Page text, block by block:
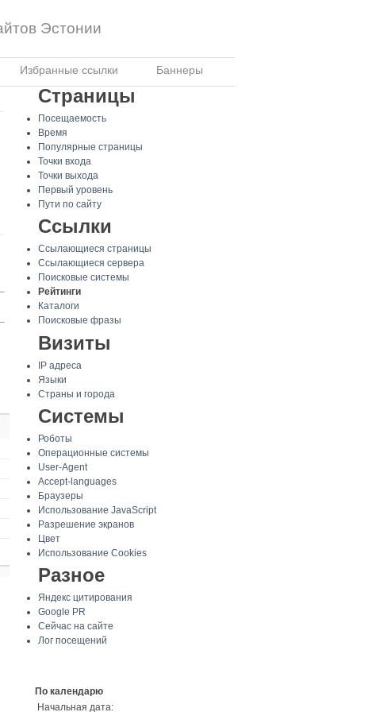
Эстонии
Избранные ссылки Баннеры
Страницы
Посещаемость
Время
Популярные страницы
Точки входа
Точки выхода
Первый уровень
Пути по сайту
Ссылки
Ссылающиеся страницы
Ссылающиеся сервера
Поисковые системы
Рейтинги
Каталоги
Поисковые фразы
Визиты
IP адреса
Языки
Страны и города
Системы
Роботы
Операционные системы
User-Agent
Accept-languages
Браузеры
Использование JavaScript
Разрешение экранов
Цвет
Использование Cookies
Разное
Яндекс цитирования
Google PR
Сейчас на сайте
Лог посещений
По календарю
Начальная дата: